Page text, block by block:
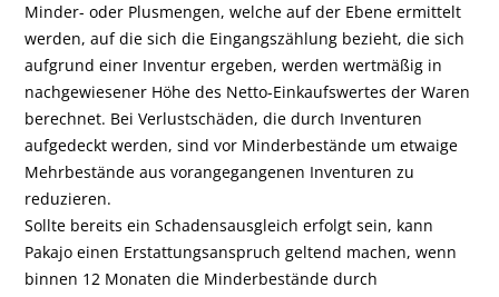
Minder- oder Plusmengen, welche auf der Ebene ermittelt
werden, auf die sich die Eingangszählung bezieht, die sich
aufgrund einer Inventur ergeben, werden wertmäßig in
nachgewiesener Höhe des Netto-Einkaufswertes der Waren
berechnet. Bei Verlustschäden, die durch Inventuren
aufgedeckt werden, sind vor Minderbestände um etwaige
Mehrbestände aus vorangegangenen Inventuren zu
reduzieren.
Sollte bereits ein Schadensausgleich erfolgt sein, kann
Pakajo einen Erstattungsanspruch geltend machen, wenn
binnen 12 Monaten die Minderbestände durch